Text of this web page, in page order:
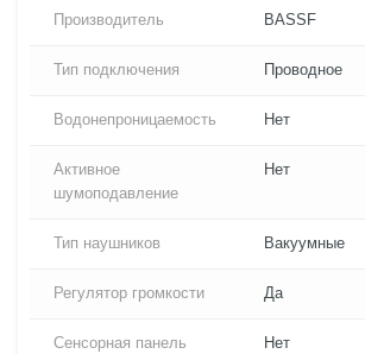
Производитель BASSF
Тип подключения Проводное
Водонепроницаемость Нет
Активное
шумоподавление
Нет
Тип наушников Вакуумные
Регулятор громкости Да
Сенсорная панель Нет